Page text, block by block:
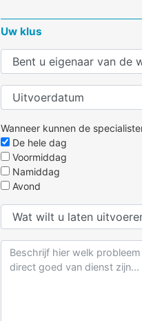
Uw klus
Wanneer kunnen de
De hele dag
Voormiddag
Namiddag
Avond